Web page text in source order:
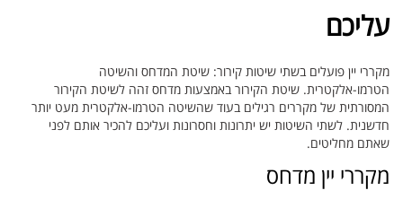
עליכם
מקררי יין פועלים בשתי שיטות קירור: שיטת המדחס והשיטה
הטרמו-אלקטרית. שיטת הקירור באמצעות מדחס זהה לשיטת הקירור
המסורתית של מקררים רגילים בעוד שהשיטה הטרמו-אלקטרית מעט יותר
חדשנית. לשתי השיטות יש יתרונות וחסרונות ועליכם להכיר אותם לפני
שאתם מחליטים.
מקררי יין מדחס